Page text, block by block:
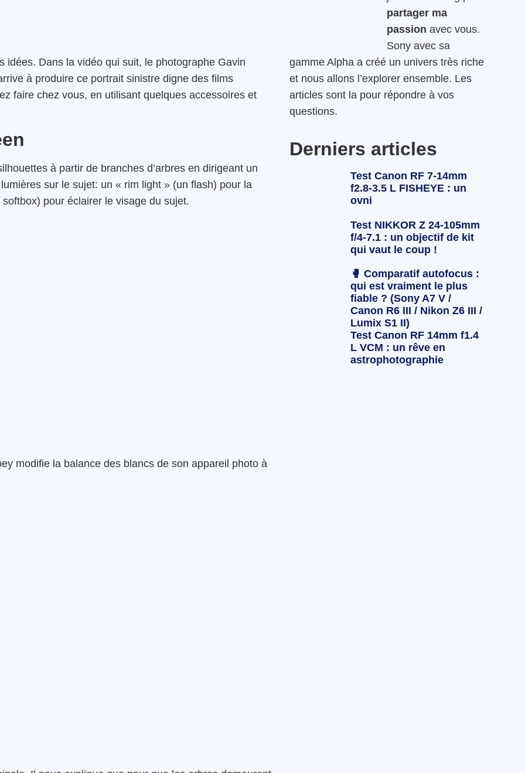
idées. Dans la vidéo qui suit, le photographe Gavin
à produire ce portrait sinistre digne des films
faire chez vous, en utilisant quelques accessoires et
à partir de branches d’arbres en dirigeant un
sur le sujet: un « rim light » (un flash) pour la
pour éclairer le visage du sujet.
modifie la balance des blancs de son appareil photo à
partager ma
passion avec vous.
Sony avec sa
gamme Alpha a créé un univers très riche
et nous allons l’explorer ensemble. Les
articles sont la pour répondre à vos
questions.
Derniers articles
Test Canon RF 7-14mm
f2.8-3.5 L FISHEYE : un
ovni
Test NIKKOR Z 24-105mm
f/4-7.1 : un objectif de kit
qui vaut le coup !
🥊 Comparatif autofocus :
qui est vraiment le plus
fiable ? (Sony A7 V /
Canon R6 III / Nikon Z6 III /
Lumix S1 II)
Test Canon RF 14mm f1.4
L VCM : un rêve en
astrophotographie